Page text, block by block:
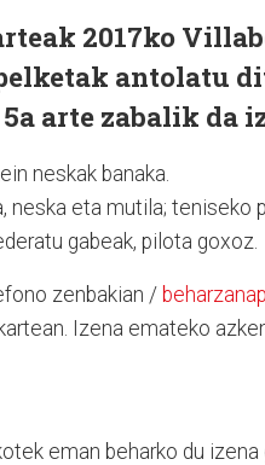
2017ko
antolatu
arte zabalik da
neskak banaka.
neska eta mutila; teniseko
gabeak, pilota goxoz.
zenbakian /
Izena emateko
eman beharko du izena